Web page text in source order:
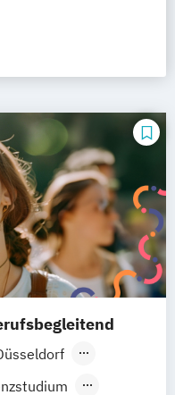
Wiesbaden